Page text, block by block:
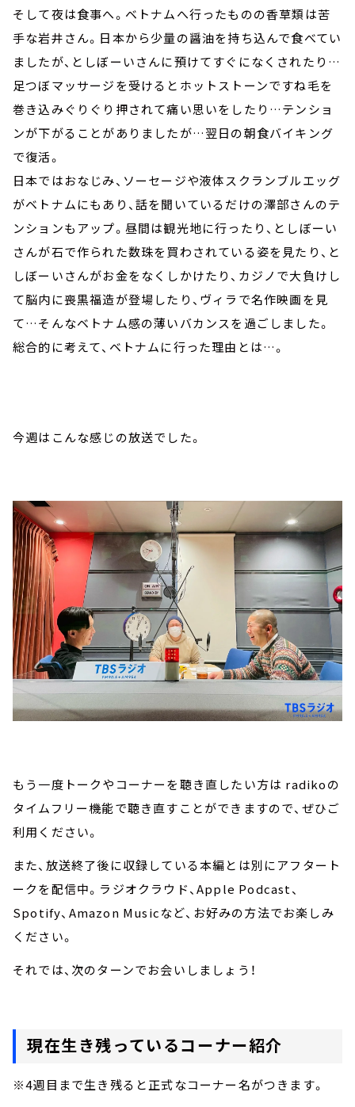
そして夜は食事へ。ベトナムへ行ったものの香草類は苦
手な岩井さん。日本から少量の醤油を持ち込んで食べてい
ましたが、としぼーいさんに預けてすぐになくされたり…
足つぼマッサージを受けるとホットストーンですね毛を
巻き込みぐりぐり押されて痛い思いをしたり…テンショ
ンが下がることがありましたが…翌日の朝食バイキング
で復活。
日本ではおなじみ、ソーセージや液体スクランブルエッグ
がベトナムにもあり、話を聞いているだけの澤部さんのテ
ンションもアップ。昼間は観光地に行ったり、としぼーい
さんが石で作られた数珠を買わされている姿を見たり、と
しぼーいさんがお金をなくしかけたり、カジノで大負けし
て脳内に喪黒福造が登場したり、ヴィラで名作映画を見
て…そんなベトナム感の薄いバカンスを過ごしました。
総合的に考えて、ベトナムに行った理由とは…。
今週はこんな感じの放送でした。
もう一度トークやコーナーを聴き直したい方は radikoの
タイムフリー機能で聴き直すことができますので、ぜひご
利用ください。
また、放送終了後に収録している本編とは別にアフタート
ークを配信中。ラジオクラウド、Apple Podcast、
Spotify、Amazon Musicなど、お好みの方法でお楽しみ
ください。
それでは、次のターンでお会いしましょう！
現在生き残っているコーナー紹介
※4週目まで生き残ると正式なコーナー名がつきます。